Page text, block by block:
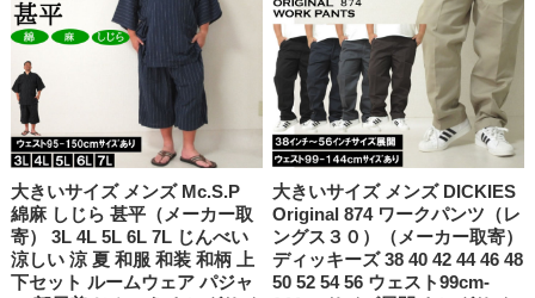
大きいサイズ メンズ Mc.S.P
綿麻 しじら 甚平（メーカー取
寄） 3L 4L 5L 6L 7L じんべい
涼しい 涼 夏 和服 和装 和柄 上
下セット ルームウェア パジャ
大きいサイズ メンズ DICKIES
Original 874 ワークパンツ（レ
ングス３０）（メーカー取寄）
ディッキーズ 38 40 42 44 46 48
50 52 54 56 ウェスト99cm-